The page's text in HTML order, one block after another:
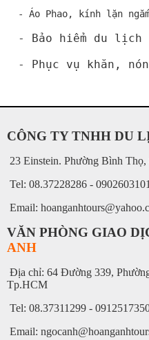
- Áo Phao, kính lặn
- Bảo hiểm du lịch
- Phục vụ khăn,
CÔNG TY TNHH DU
23 Einstein. Phường Bình
Tel: 08.37228286 -
Email:
VĂN PHÒNG GIAO
ANH
Địa chỉ: 64 Đường 339,
Tp.HCM
Tel: 08.37311299 -
Email: